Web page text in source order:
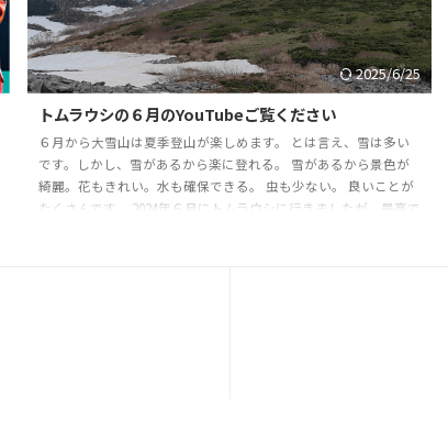
2025/6/25
トムラウシの６月のYouTubeご覧ください
６月から大雪山は夏季登山が楽しめます。 とは言え、雪は多い
です。しかし、雪があるから楽に登れる。 雪があるから景色が
綺麗。花もきれい。水も確保できる。 虫も少ない。 良いことが
たくさんです。 2024年６月にトムラウシに行きましたが、最高で